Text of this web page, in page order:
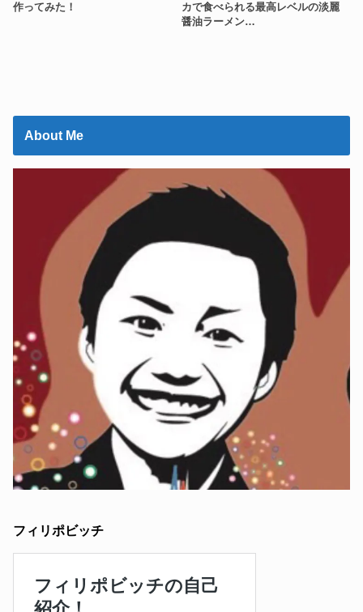
作ってみた！
カで食べられる最高レベルの淡麗
醤油ラーメン…
About Me
フィリポビッチ